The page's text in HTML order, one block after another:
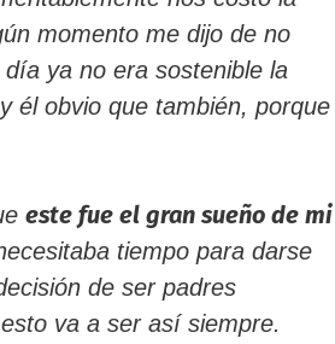
momento me dijo de no
ya no era sostenible la
él obvio que también, porque
este fue el gran sueño de mi
tiempo para darse
de ser padres
va a ser así siempre.